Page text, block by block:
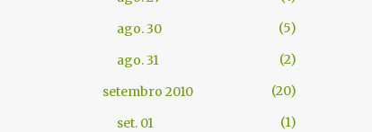
ago. 30
5
ago. 31
2
setembro 2010
20
set. 01
1